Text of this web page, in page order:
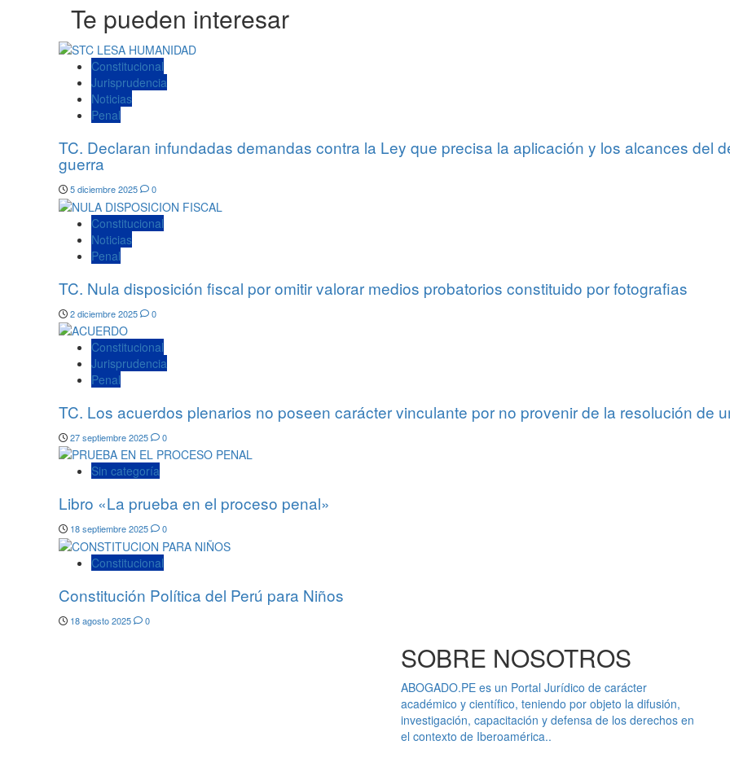
Te pueden interesar
Constitucional
Jurisprudencia
Noticias
Penal
TC. Declaran infundadas demandas contra la Ley que precisa la aplicación y los alcances del
guerra
5 diciembre 2025 0
Constitucional
Noticias
Penal
TC. Nula disposición fiscal por omitir valorar medios probatorios constituido por fotografias
2 diciembre 2025 0
Constitucional
Jurisprudencia
Penal
TC. Los acuerdos plenarios no poseen carácter vinculante por no provenir de la resolución de
27 septiembre 2025 0
Sin categoría
Libro «La prueba en el proceso penal»
18 septiembre 2025 0
Constitucional
Constitución Política del Perú para Niños
18 agosto 2025 0
SOBRE NOSOTROS
ABOGADO.PE es un Portal Jurídico de carácter
académico y científico, teniendo por objeto la difusión,
investigación, capacitación y defensa de los derechos en
el contexto de Iberoamérica..